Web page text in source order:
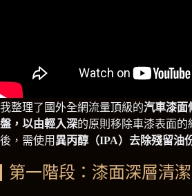
我整理了國外全網流量頂級的汽車漆面
盤，以由輕入深的原則移除車漆表面
後，需使用異丙醇（IPA）去除殘留油
第一階段：漆面深層清